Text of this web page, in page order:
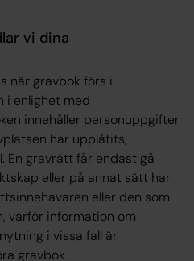
vi dina
när gravbok förs i
i enlighet med
innehåller personuppgifter
har upplåtits,
En gravrätt får endast gå
eller på annat sätt har
eller den som
varför information om
i vissa fall är
gravbok.